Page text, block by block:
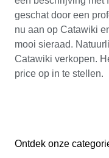
geschat door een
nu aan op Catawiki
mooi sieraad.
Catawiki verkopen.
price op in te stellen.
Ontdek onze